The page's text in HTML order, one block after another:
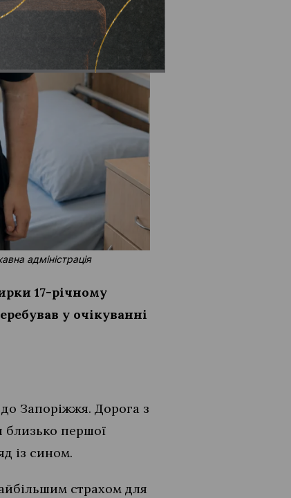
адміністрація
17-річному
у очікуванні
до Запоріжжя. Дорога з
близько першої
із сином.
страхом для